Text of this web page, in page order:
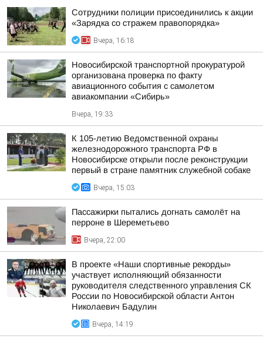
Сотрудники полиции присоединились к акции
«Зарядка со стражем правопорядка»
Вчера, 16:18
Новосибирской транспортной прокуратурой
организована проверка по факту
авиационного события с самолетом
авиакомпании «Сибирь»
Вчера, 19:33
К 105-летию Ведомственной охраны
железнодорожного транспорта РФ в
Новосибирске открыли после реконструкции
первый в стране памятник служебной собаке
Вчера, 15:03
Пассажирки пытались догнать самолёт на
перроне в Шереметьево
Вчера, 22:00
В проекте «Наши спортивные рекорды»
участвует исполняющий обязанности
руководителя следственного управления СК
России по Новосибирской области Антон
Николаевич Бадулин
Вчера, 14:19